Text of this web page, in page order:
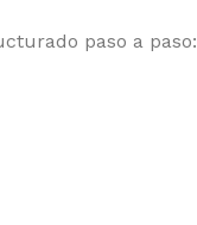
paso a paso: